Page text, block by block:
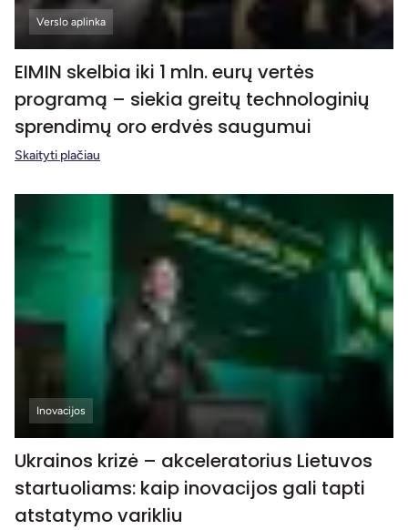
Verslo aplinka
EIMIN skelbia iki 1 mln. eurų vertės
programą – siekia greitų technologinių
sprendimų oro erdvės saugumui
Skaityti plačiau
Inovacijos
Ukrainos krizė – akceleratorius Lietuvos
startuoliams: kaip inovacijos gali tapti
atstatymo varikliu